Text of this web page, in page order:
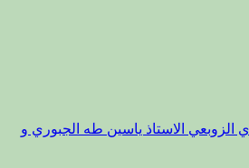
الزوبعي الاستاذ ياسين طه الجبوري و